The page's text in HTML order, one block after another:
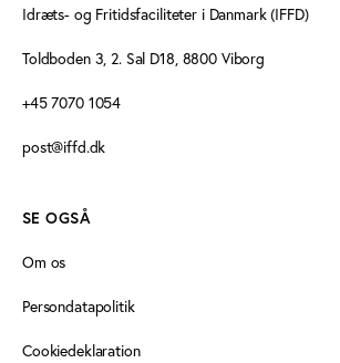
Idræts- og Fritidsfaciliteter i Danmark (IFFD)
Toldboden 3, 2. Sal D18, 8800 Viborg
+45 7070 1054
post@iffd.dk
SE OGSÅ
Om os
Persondatapolitik
Cookiedeklaration